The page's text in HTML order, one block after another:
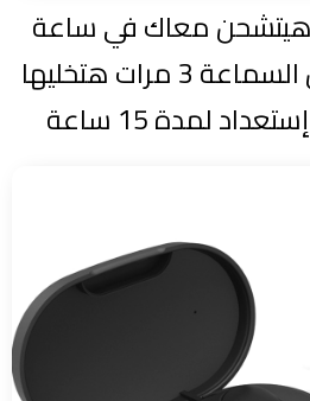
معاك في ساعة
واحدة بس ويشحن السماعة 3 مرات هتخليها
لمدة 15 ساعة